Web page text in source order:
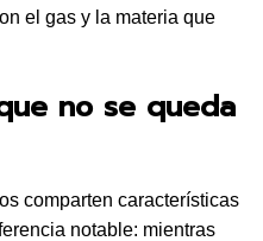
el gas y la materia que
no se queda
comparten características
notable: mientras